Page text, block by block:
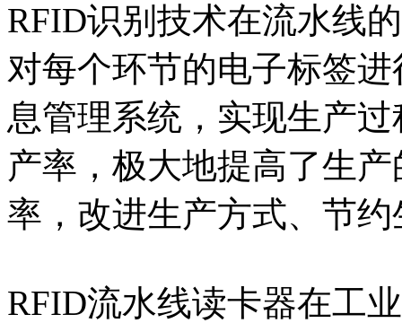
RFID识别技术在流水线
对每个环节的电子标签
息管理系统，实现生产
产率，极大地提高了生
率，改进生产方式、节
RFID流水线读卡器在工